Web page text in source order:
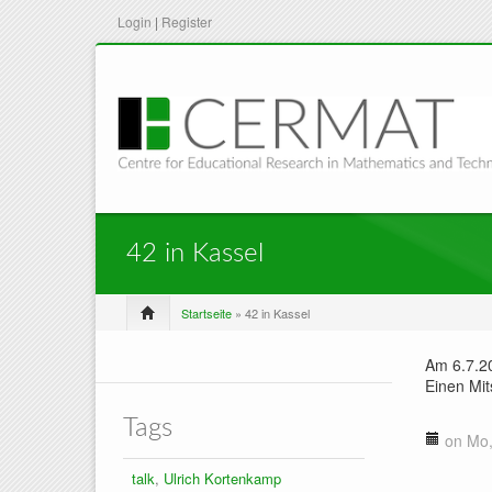
Login | Register
42 in Kassel
Startseite » 42 in Kassel
Tags
talk, Ulrich Kortenkamp
Am
Einen
on